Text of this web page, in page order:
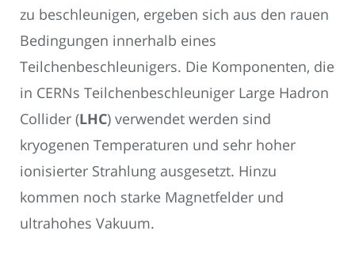
zu beschleunigen, ergeben sich aus den rauen
Bedingungen innerhalb eines
Teilchenbeschleunigers. Die Komponenten, die
in CERNs Teilchenbeschleuniger Large Hadron
Collider (LHC) verwendet werden sind
kryogenen Temperaturen und sehr hoher
ionisierter Strahlung ausgesetzt. Hinzu
kommen noch starke Magnetfelder und
ultrahohes Vakuum.